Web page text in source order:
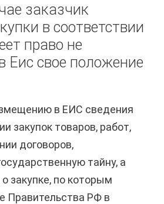
заказчик
в соответствии
право не
Еис свое положение
в ЕИС сведения
закупок товаров, работ,
договоров,
тайну, а
закупке, по которым
Правительства РФ в